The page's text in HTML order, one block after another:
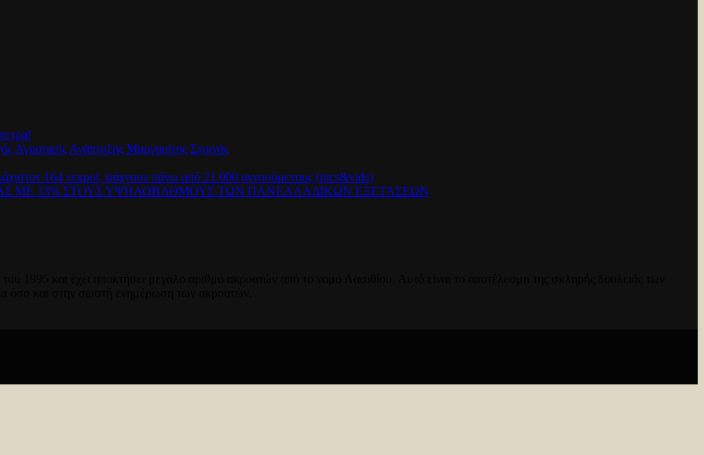
Αγροτικής Ανάπτυξης Μαργαρίτης Σχοινάς
164 νεκροί, ψάχνουν πάνω από 21.000 αγνοούμενους (pics&vids)
ΜΕ 33% ΣΤΟΥΣ ΥΨΗΛΟΒΑΘΜΟΥΣ ΤΩΝ ΠΑΝΕΛΛΑΔΙΚΩΝ ΕΞΕΤΑΣΕΩΝ